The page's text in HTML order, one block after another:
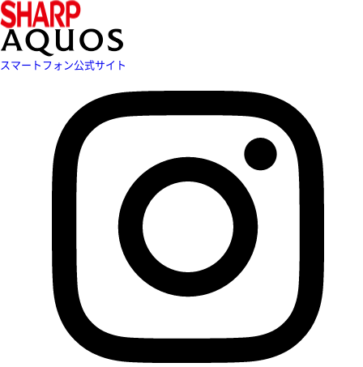
スマートフォン公式サイト